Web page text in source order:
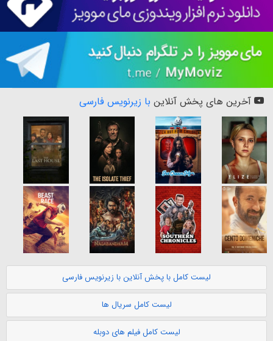
آخرین های پخش آنلاین با زیرنویس فارسی
لیست کامل با پخش آنلاین با زیرنویس فارسی
لیست کامل سریال ها
لیست کامل فیلم های دوبله